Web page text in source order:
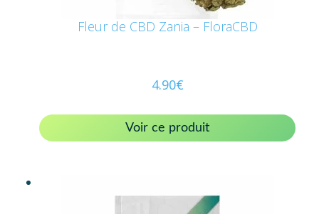
Fleur de CBD Zania – FloraCBD
4.90€
Voir ce produit